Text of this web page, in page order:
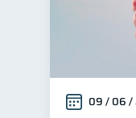
Cuenta
09 / 06 /